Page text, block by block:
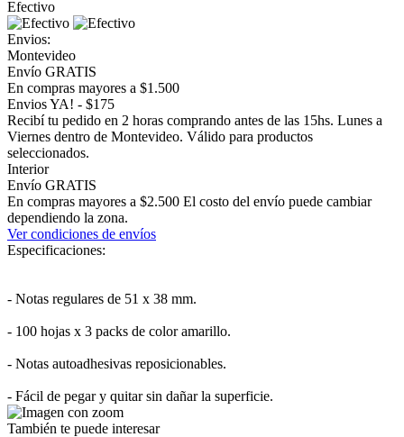
Efectivo
Envios:
Montevideo
Envío GRATIS
En compras mayores a $1.500
Envios YA! - $175
Recibí tu pedido en 2 horas comprando antes de las 15hs. Lunes a
Viernes dentro de Montevideo. Válido para productos
seleccionados.
Interior
Envío GRATIS
En compras mayores a $2.500 El costo del envío puede cambiar
dependiendo la zona.
Ver condiciones de envíos
Especificaciones:
- Notas regulares de 51 x 38 mm.
- 100 hojas x 3 packs de color amarillo.
- Notas autoadhesivas reposicionables.
- Fácil de pegar y quitar sin dañar la superficie.
También te puede interesar